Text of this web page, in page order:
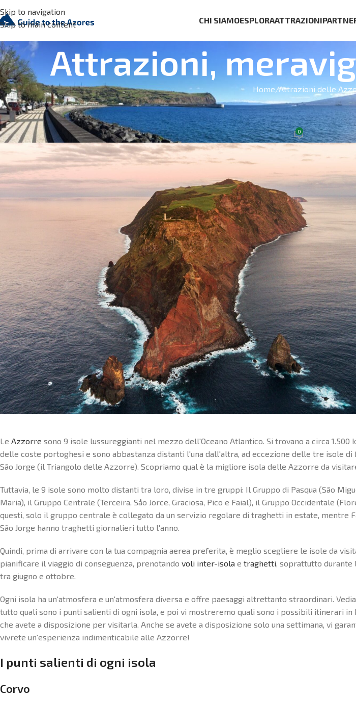
Skip to navigation
Skip to main content
CHI SIAMOESPLORAATTRAZIONI
Attrazioni,
Home Attrazioni delle
ATTRAZIONI DELLE AZZORRE,INFO SULLE AZZORRE
Qual è la migliore isola delle Azzorre da
Posted by Guide to the AzoresOn 9 Gennaio 2022 0
Le Azzorre sono 9 isole lussureggianti nel mezzo dell'Oceano Atlantico. Si trovano a circa 1.500
delle coste portoghesi e sono abbastanza distanti l'una dall'altra, ad eccezione delle tre isole di
São Jorge (il Triangolo delle Azzorre). Scopriamo qual è la migliore isola delle Azzorre da
Tuttavia, le 9 isole sono molto distanti tra loro, divise in tre gruppi: Il Gruppo di Pasqua (São
Maria), il Gruppo Centrale (Terceira, Såo Jorce, Graciosa, Pico e Faial), il Gruppo Occidentale
questi, solo il gruppo centrale è collegato da un servizio regolare di traghetti in estate, mentre
São Jorge hanno traghetti giornalieri tutto l'anno.
Quindi, prima di arrivare con la tua compagnia aerea preferita, è meglio scegliere le isole da
pianificare il viaggio di conseguenza, prenotando voli inter-isola e traghetti, soprattutto durante
tra giugno e ottobre.
Ogni isola ha un'atmosfera e un'atmosfera diversa e offre paesaggi altrettanto straordinari.
tutto quali sono i punti salienti di ogni isola, e poi vi mostreremo quali sono i possibili itinerari in
che avete a disposizione per visitarla. Anche se avete a disposizione solo una settimana, vi
vivrete un'esperienza indimenticabile alle Azzorre!
I punti salienti di ogni isola
Corvo